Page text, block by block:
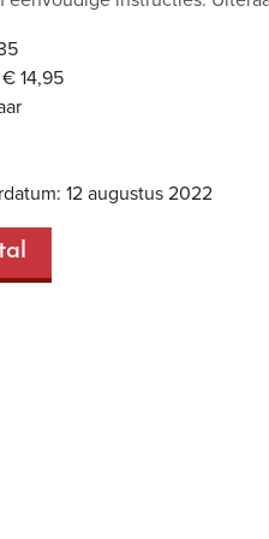
14,95
12 augustus 2022